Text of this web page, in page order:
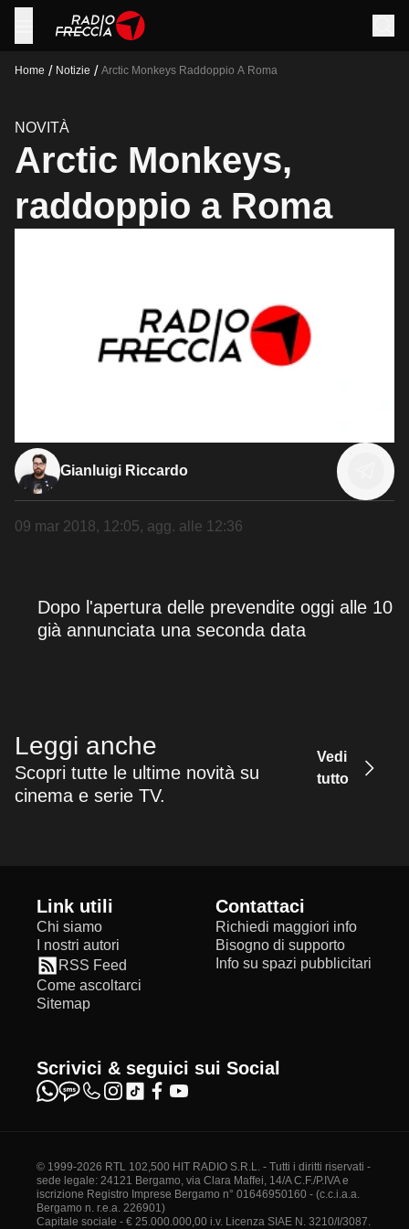
Home / Notizie / Arctic Monkeys Raddoppio A Roma
NOVITÀ
Arctic Monkeys,
raddoppio a Roma
Gianluigi Riccardo
09 mar 2018, 12:05, agg. alle 12:36
Dopo l'apertura delle prevendite oggi alle 10
già annunciata una seconda data
Leggi anche
Scopri tutte le ultime novità su
cinema e serie TV.
Vedi
tutto
Link utili
Chi siamo
I nostri autori
RSS Feed
Come ascoltarci
Sitemap
Contattaci
Richiedi maggiori info
Bisogno di supporto
Info su spazi pubblicitari
Scrivici & seguici sui Social
© 1999-2026 RTL 102,500 HIT RADIO S.R.L. - Tutti i diritti riservati -
sede legale: 24121 Bergamo, via Clara Maffei, 14/A C.F./P.IVA e
iscrizione Registro Imprese Bergamo n° 01646950160 - (c.c.i.a.a.
Bergamo n. r.e.a. 226901)
Capitale sociale - € 25.000.000,00 i.v. Licenza SIAE N. 3210/I/3087.